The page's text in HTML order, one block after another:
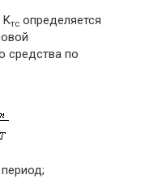
Kтс определяется
средства по